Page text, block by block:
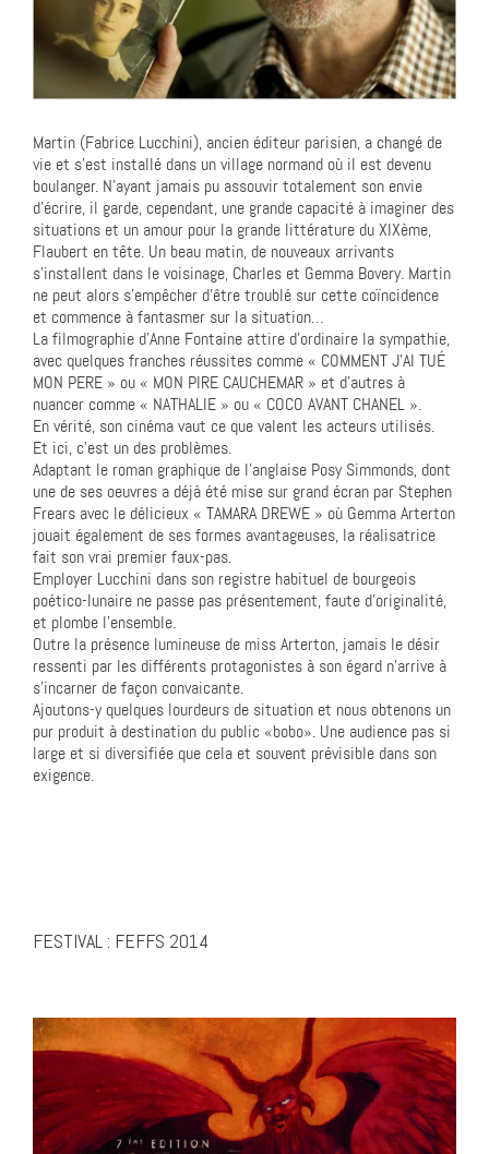
Martin (Fabrice Lucchini), ancien éditeur parisien, a changé de
vie et s’est installé dans un village normand où il est devenu
boulanger. N’ayant jamais pu assouvir totalement son envie
d’écrire, il garde, cependant, une grande capacité à imaginer des
situations et un amour pour la grande littérature du XIXème,
Flaubert en tête. Un beau matin, de nouveaux arrivants
s’installent dans le voisinage, Charles et Gemma Bovery. Martin
ne peut alors s’empêcher d’être troublé sur cette coïncidence
et commence à fantasmer sur la situation…
La filmographie d’Anne Fontaine attire d’ordinaire la sympathie,
avec quelques franches réussites comme « COMMENT J’AI TUÉ
MON PERE » ou « MON PIRE CAUCHEMAR » et d’autres à
nuancer comme « NATHALIE » ou « COCO AVANT CHANEL ».
En vérité, son cinéma vaut ce que valent les acteurs utilisés.
Et ici, c’est un des problèmes.
Adaptant le roman graphique de l’anglaise Posy Simmonds, dont
une de ses oeuvres a déjà été mise sur grand écran par Stephen
Frears avec le délicieux « TAMARA DREWE » où Gemma Arterton
jouait également de ses formes avantageuses, la réalisatrice
fait son vrai premier faux-pas.
Employer Lucchini dans son registre habituel de bourgeois
poético-lunaire ne passe pas présentement, faute d’originalité,
et plombe l’ensemble.
Outre la présence lumineuse de miss Arterton, jamais le désir
ressenti par les différents protagonistes à son égard n’arrive à
s’incarner de façon convaicante.
Ajoutons-y quelques lourdeurs de situation et nous obtenons un
pur produit à destination du public «bobo». Une audience pas si
large et si diversifiée que cela et souvent prévisible dans son
exigence.
FESTIVAL : FEFFS 2014